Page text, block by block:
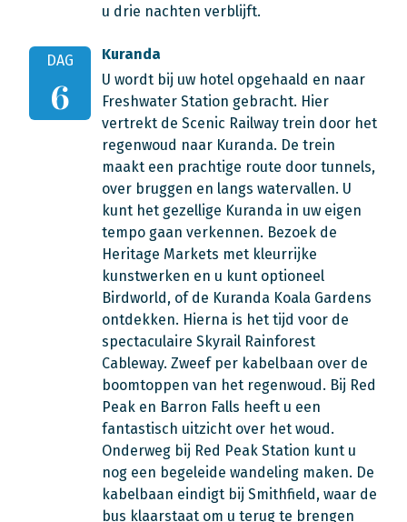
u drie nachten verblijft.
DAG
6
Kuranda
U wordt bij uw hotel opgehaald en naar
Freshwater Station gebracht. Hier
vertrekt de Scenic Railway trein door het
regenwoud naar Kuranda. De trein
maakt een prachtige route door tunnels,
over bruggen en langs watervallen. U
kunt het gezellige Kuranda in uw eigen
tempo gaan verkennen. Bezoek de
Heritage Markets met kleurrijke
kunstwerken en u kunt optioneel
Birdworld, of de Kuranda Koala Gardens
ontdekken. Hierna is het tijd voor de
spectaculaire Skyrail Rainforest
Cableway. Zweef per kabelbaan over de
boomtoppen van het regenwoud. Bij Red
Peak en Barron Falls heeft u een
fantastisch uitzicht over het woud.
Onderweg bij Red Peak Station kunt u
nog een begeleide wandeling maken. De
kabelbaan eindigt bij Smithfield, waar de
bus klaarstaat om u terug te brengen